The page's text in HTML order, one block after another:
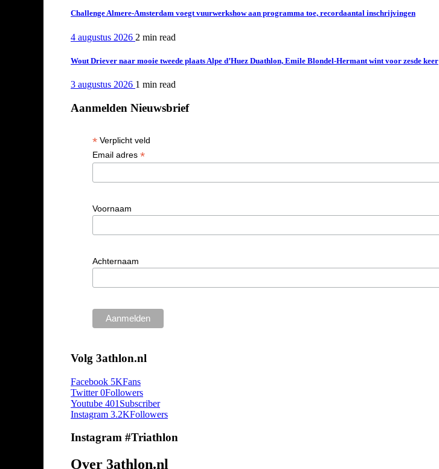
Challenge Almere-Amsterdam voegt vuurwerkshow aan programma toe, recordaantal inschrijvingen
4 augustus 2026 2 min read
Wout Driever naar mooie tweede plaats Alpe d’Huez Duathlon, Emile Blondel-Hermant wint voor zesde keer
3 augustus 2026 1 min read
Aanmelden Nieuwsbrief
* Verplicht veld
Email adres *
Voornaam
Achternaam
Volg 3athlon.nl
Facebook 5KFans
Twitter 0Followers
Youtube 401 Subscriber
Instagram 3.2KFollowers
Instagram #Triathlon
Over 3athlon.nl